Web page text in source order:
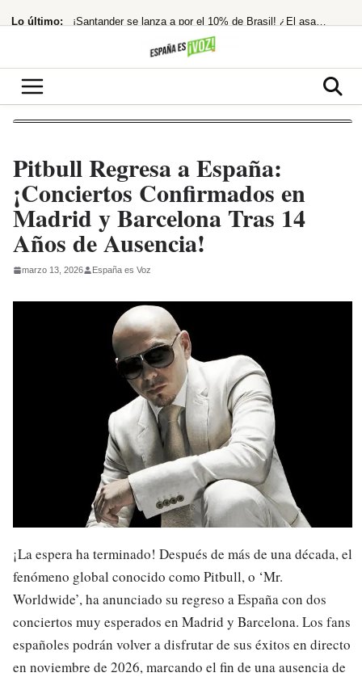
al Lo último: El Ibex 35 extiende su racha alcista ante las esperanzas de acuerdo entre EEUU
Temen imputación por financiación ilegal tras la condena a Ábalos
Pitbull Regresa a España:
¡Conciertos Confirmados en
Madrid y Barcelona Tras 14
Años de Ausencia!
marzo 13, 2026 España es Voz
¡La espera ha terminado! Después de más de una década, el
fenómeno global conocido como Pitbull, o ‘Mr.
Worldwide’, ha anunciado su regreso a España con dos
conciertos muy esperados en Madrid y Barcelona. Los fans
españoles podrán volver a disfrutar de sus éxitos en directo
en noviembre de 2026, marcando el fin de una ausencia de